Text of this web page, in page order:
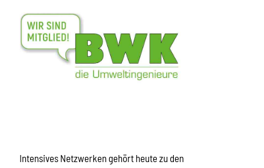
Intensives Netzwerken gehört heute zu den